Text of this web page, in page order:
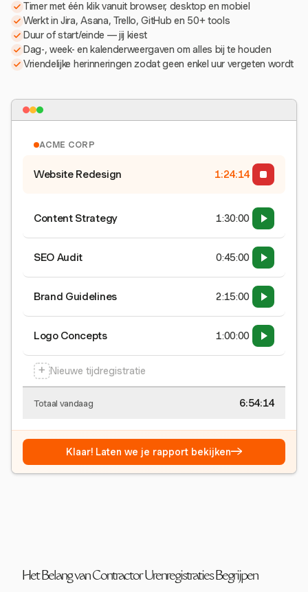
Timer met één klik vanuit browser, desktop en mobiel
Werkt in Jira, Asana, Trello, GitHub en 50+ tools
Duur of start/einde — jij kiest
Dag-, week- en kalenderweergaven om alles bij te houden
Vriendelijke herinneringen zodat geen enkel uur vergeten wordt
ACME CORP
Website Redesign 1:24:15
Content Strategy 1:30:00
SEO Audit 0:45:00
Brand Guidelines 2:15:00
Logo Concepts 1:00:00
+ Nieuwe tijdregistratie
Totaal vandaag 6:54:15
Klaar! Laten we je rapport bekijken→
Het Belang van Contractor Urenregistraties Begrijpen